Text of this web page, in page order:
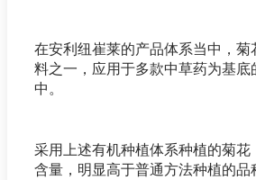
在安利纽崔莱的产品体系当中，菊
料之一，应用于多款中草药为基底
中。
采用上述有机种植体系种植的菊花
含量，明显高于普通方法种植的品